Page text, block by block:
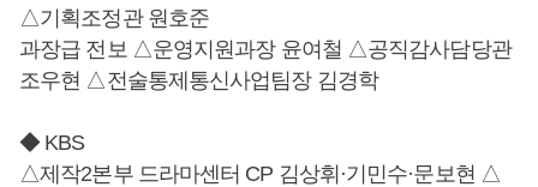
△기획조정관 원호준
과장급 전보 △운영지원과장 윤여철 △공직감사담당관
조우현 △전술통제통신사업팀장 김경학
◆ KBS
△제작2본부 드라마센터 CP 김상휘·기민수·문보현 △